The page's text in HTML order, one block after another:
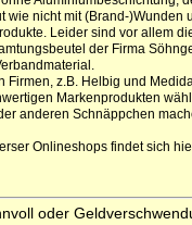
wie nicht mit (Brand-)Wunden
Leider sind vor allem
der Firma
Firmen, z.B. Helbig und
Markenprodukten
anderen Schnäppchen
Onlineshops findet sich
oder